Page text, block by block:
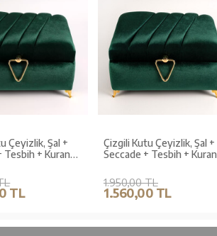
Çeyizlik, Şal +
Tesbih + Kuran
TL
Çizgili Kutu Çeyizlik, Şal +
Seccade + Tesbih + Kuran
Kadife, Yeşil, Elif-Vav)
1.950,00 TL
1.560,00 TL